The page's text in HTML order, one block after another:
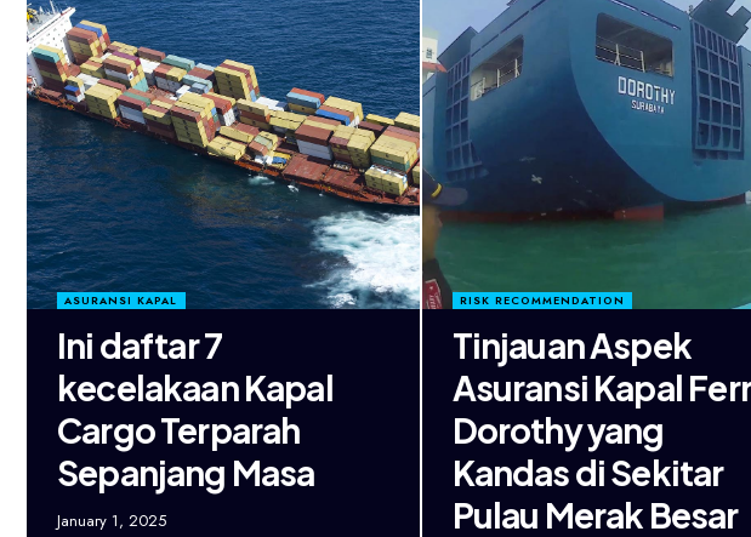
ASURANSI KAPAL
Ini daftar 7
kecelakaan Kapal
Cargo Terparah
Sepanjang Masa
January 1, 2025
RISK RECOMMENDATION
Tinjauan Aspek
Asuransi Kapal
Dorothy yang
Kandas di Sekitar
Pulau Merak Besar